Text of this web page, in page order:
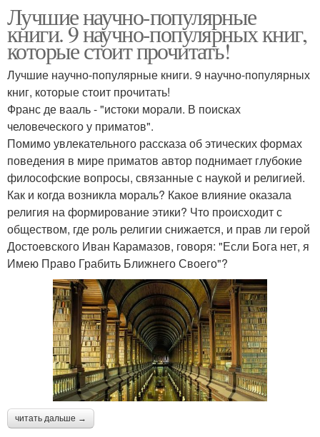
Лучшие научно-популярные
книги. 9 научно-популярных книг,
которые стоит прочитать!
Лучшие научно-популярные книги. 9 научно-популярных
книг, которые стоит прочитать!
Франс де вааль - "истоки морали. В поисках
человеческого у приматов".
Помимо увлекательного рассказа об этических формах
поведения в мире приматов автор поднимает глубокие
философские вопросы, связанные с наукой и религией.
Как и когда возникла мораль? Какое влияние оказала
религия на формирование этики? Что происходит с
обществом, где роль религии снижается, и прав ли герой
Достоевского Иван Карамазов, говоря: "Если Бога нет, я
Имею Право Грабить Ближнего Своего"?
читать дальше →